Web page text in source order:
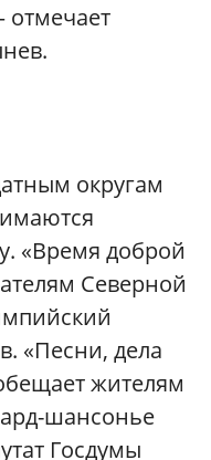
отмечает
округам
«Время доброй
Северной
«Песни, дела
жителям
шансонье
Госдумы